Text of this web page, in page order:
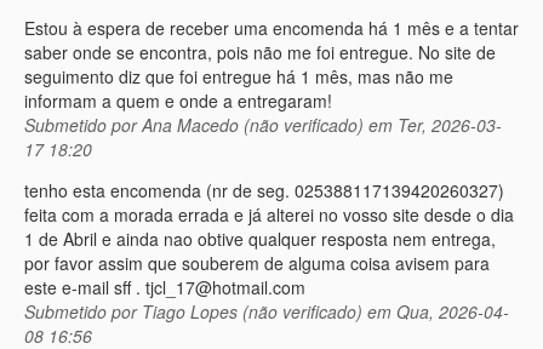
Estou à espera de receber uma encomenda há 1 mês e a tentar
saber onde se encontra, pois não me foi entregue. No site de
seguimento diz que foi entregue há 1 mês, mas não me
informam a quem e onde a entregaram!
Submetido porAna Macedo (não verificado) em Ter, 2026-03-
17 18:20
tenho esta encomenda (nr de seg. 025388117139420260327)
feita com a morada errada e já alterei no vosso site desde o dia
1 de Abril e ainda nao obtive qualquer resposta nem entrega,
por favor assim que souberem de alguma coisa avisem para
este e-mail sff . tjcl_17@hotmail.com
Submetido por Tiago Lopes (não verificado) em Qua, 2026-04-
08 16:56